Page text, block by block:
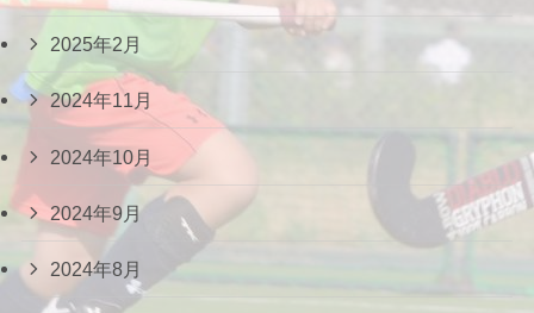
2025年2月
2024年11月
2024年10月
2024年9月
2024年8月